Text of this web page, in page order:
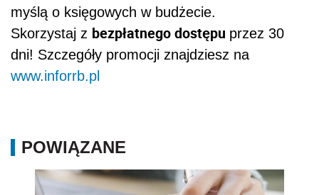
myślą o księgowych w budżecie.
Skorzystaj z bezpłatnego dostępu przez 30
dni! Szczegóły promocji znajdziesz na
www.inforrb.pl
POWIĄZANE